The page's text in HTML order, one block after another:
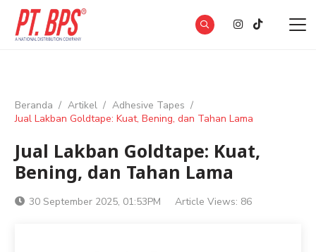
Beranda / Artikel / Adhesive Tapes /
Jual Lakban Goldtape: Kuat, Bening, dan Tahan Lama
Jual Lakban Goldtape: Kuat,
Bening, dan Tahan Lama
30 September 2025, 01:53PM Article Views: 86